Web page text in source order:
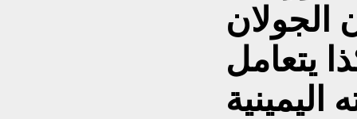
الجولان
يتعامل